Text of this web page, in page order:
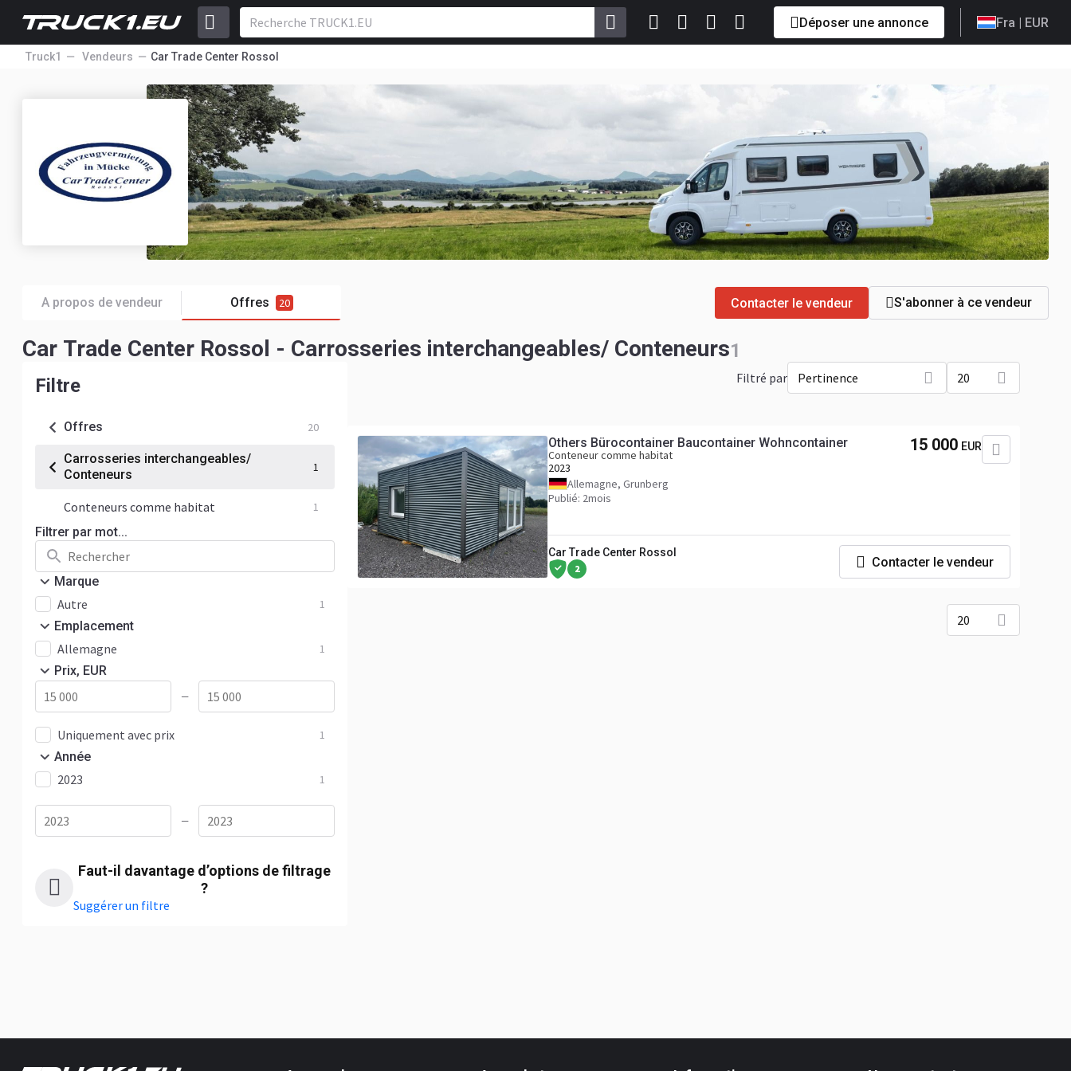
Déposer une annonce Fra | EUR
Truck1 Vendeurs Car Trade Center Rossol
A propos de vendeur Offres 20 Contacter le vendeur S'abonner à ce vendeur
Car Trade Center Rossol - Carrosseries interchangeables/ Conteneurs1
Filtre
Offres 20
Carrosseries interchangeables/
Conteneurs
1
Conteneurs comme habitat 1
Filtrer par mot...
Marque
Autre 1
Emplacement
Allemagne 1
Prix, EUR
—
Uniquement avec prix 1
Année
2023 1
—
Faut-il davantage d’options de filtrage
?
Suggérer un filtre
Filtré par Pertinence 20
Others Bürocontainer Baucontainer Wohncontainer
Conteneur comme habitat
2023
Allemagne, Grunberg
Publié: 2mois
15 000 EUR
Car Trade Center Rossol
2 Contacter le vendeur
20